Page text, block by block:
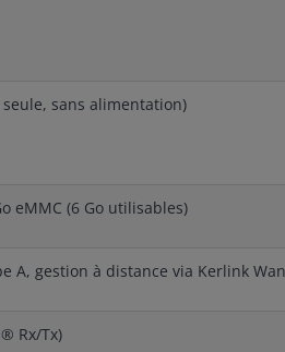
seule, sans alimentation)
eMMC (6 Go utilisables)
A, gestion à distance via Kerlink
Rx/Tx)